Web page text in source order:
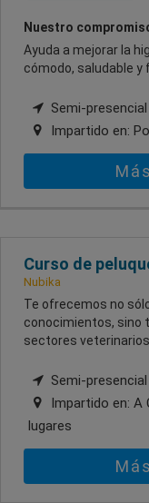
Nuestro
Ayuda a mejorar la
cómodo, saludable y
Semi-
Impartido en:
Curso de
Nubika
Te ofrecemos no
conocimientos, sino
sectores
Semi-
Impartido en: A
lugares